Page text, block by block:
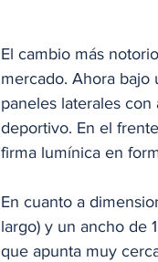
El cambio más
mercado. Ahora bajo
paneles laterales
deportivo. En el
firma lumínica en
En cuanto a
largo) y un ancho de
que apunta muy